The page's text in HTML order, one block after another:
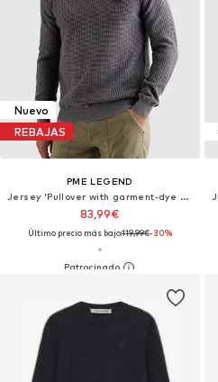
Nuevo
REBAJAS
PME LEGEND
Jersey 'Pullover with garment-dye wash and ribbed collar'
83,99€
Último precio más bajo:119,99€-30%